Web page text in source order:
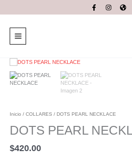
Inicio / COLLARES / DOTS PEARL NECKLACE
DOTS PEARL
$420.00
DOTS
NECKLACE
cantidad